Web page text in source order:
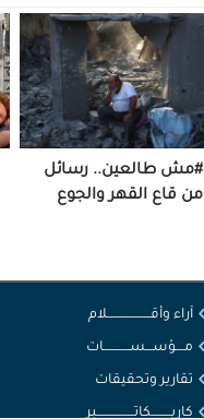
#مش طالعين.. رسائل
من قاع القهر والجوع
آراء وأقــــــــــــــــــــلام
مــــؤســـســــــــــــات
تقارير وتحقيقات
كاريـــــــــكاتـــــــــــــــــير